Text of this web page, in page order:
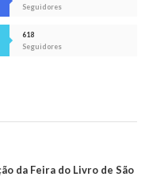
Seguidores
618
Seguidores
da Feira do Livro de São